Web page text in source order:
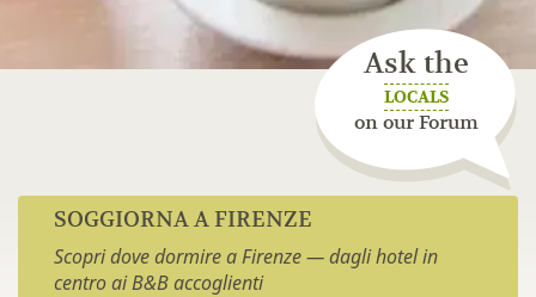
Ask the
LOCALS
on our Forum
SOGGIORNA A FIRENZE
Scopri dove dormire a Firenze — dagli hotel in
centro ai B&B accoglienti